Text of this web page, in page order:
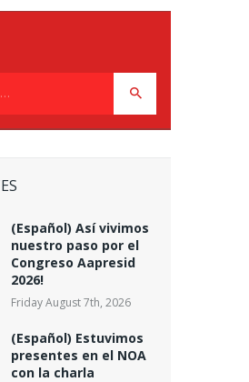
(Español) Así vivimos
nuestro paso por el
Congreso Aapresid
2026!
Friday August 7th, 2026
(Español) Estuvimos
presentes en el NOA
con la charla